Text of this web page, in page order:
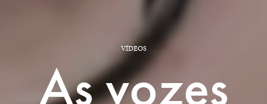
VÍDEOS
As vozes